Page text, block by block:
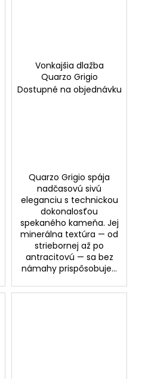
Vonkajšia dlažba
Quarzo Grigio
Dostupné na objednávku
Quarzo Grigio spája
nadčasovú sivú
eleganciu s technickou
dokonalosťou
spekaného kameňa. Jej
minerálna textúra — od
striebornej až po
antracitovú — sa bez
námahy prispôsobuje...